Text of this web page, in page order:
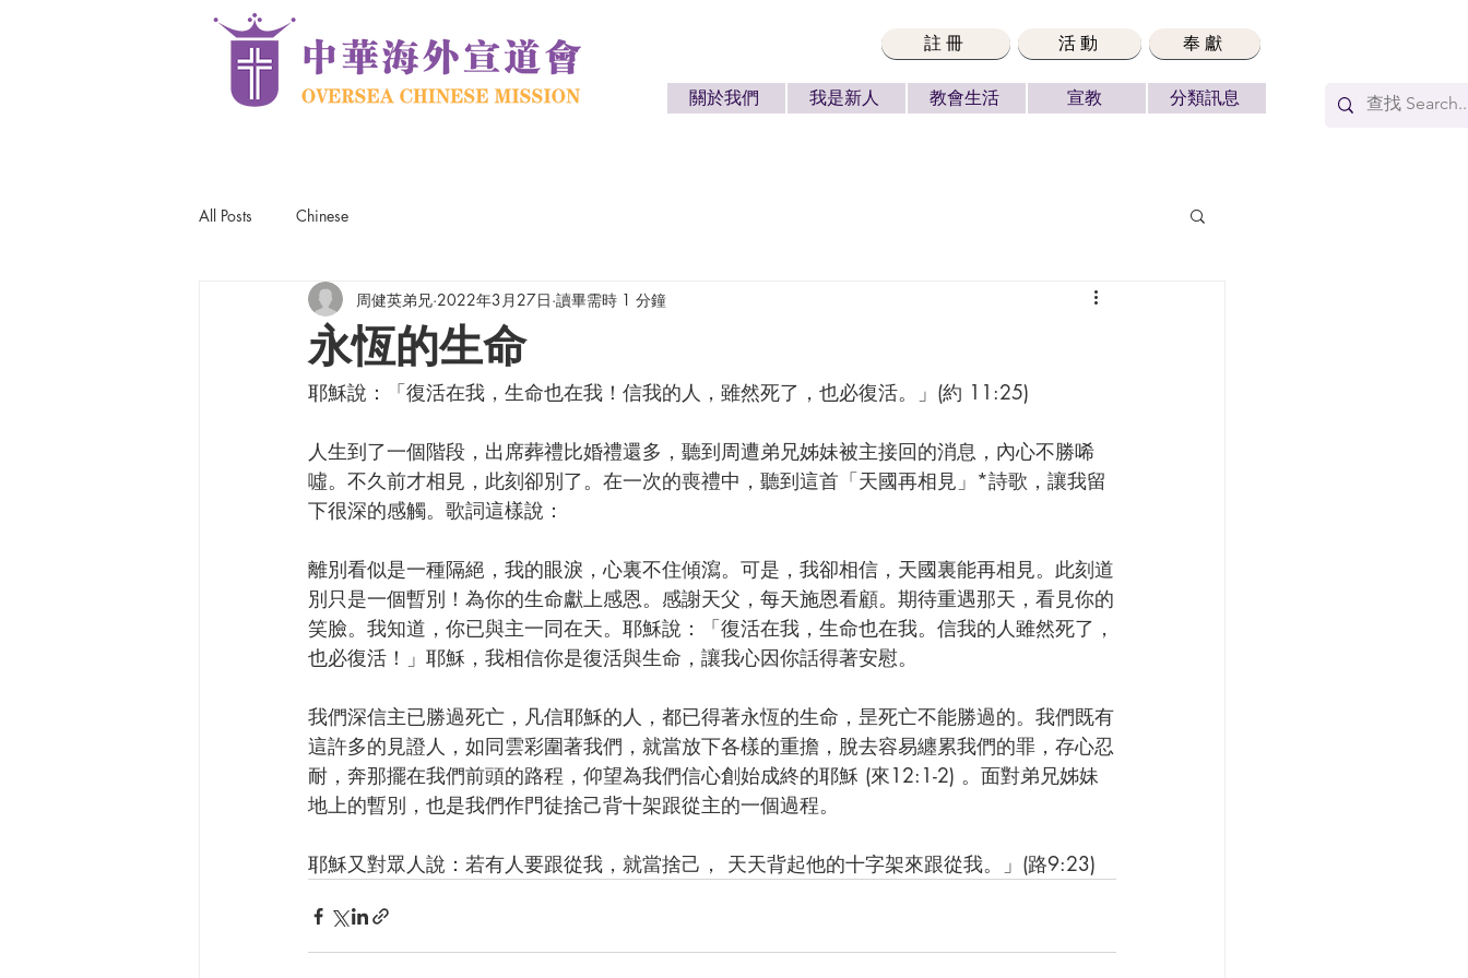
註冊 活動 奉獻
關於我們 我是新人 教會生活 宣教 分類訊息
All Posts Chinese
永恆的生命
周健英弟兄 2022年3月27日 讀畢需時 1 分鐘
耶穌說：「復活在我，生命也在我！信我的人，雖然死了，也必復活。」(約 11:25)
人生到了一個階段，出席葬禮比婚禮還多，聽到周遭弟兄姊妹被主接回的消息，內心不勝唏
噓。不久前才相見，此刻卻別了。在一次的喪禮中，聽到這首「天國再相見」*詩歌，讓我留
下很深的感觸。歌詞這樣說：
離別看似是一種隔絕，我的眼淚，心裏不住傾瀉。可是，我卻相信，天國裏能再相見。此刻道
別只是一個暫別！為你的生命獻上感恩。感謝天父，每天施恩看顧。期待重遇那天，看見你的
笑臉。我知道，你已與主一同在天。耶穌說：「復活在我，生命也在我。信我的人雖然死了，
也必復活！」耶穌，我相信你是復活與生命，讓我心因你話得著安慰。
我們深信主已勝過死亡，凡信耶穌的人，都已得著永恆的生命，昰死亡不能勝過的。我們既有
這許多的見證人，如同雲彩圍著我們，就當放下各樣的重擔，脫去容易纏累我們的罪，存心忍
耐，奔那擺在我們前頭的路程，仰望為我們信心創始成終的耶穌 (來12:1-2) 。面對弟兄姊妹
地上的暫別，也是我們作門徒捨己背十架跟從主的一個過程。
耶穌又對眾人說：若有人要跟從我，就當捨己， 天天背起他的十字架來跟從我。」(路9:23)